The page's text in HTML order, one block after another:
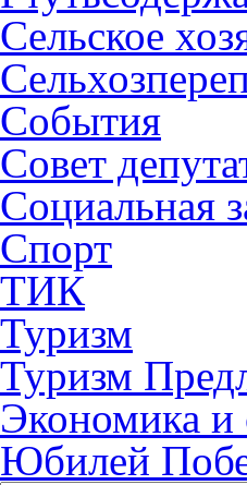
Сельское
События
Совет
Социальная
Спорт
ТИК
Туризм
Туризм
Экономика и
Юбилей